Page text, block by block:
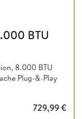
BTU
8.000 BTU
Plug-&-Play
729,99€